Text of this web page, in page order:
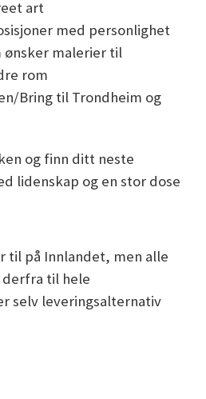
art
med personlighet
malerier til
rom
Bring til Trondheim og
og finn ditt neste
lidenskap og en stor dose
til på Innlandet, men alle
derfra til hele
selv leveringsalternativ